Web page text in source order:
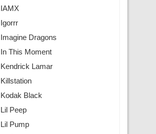
IAMX
Igorrr
Imagine Dragons
In This Moment
Kendrick Lamar
Killstation
Kodak Black
Lil Peep
Lil Pump